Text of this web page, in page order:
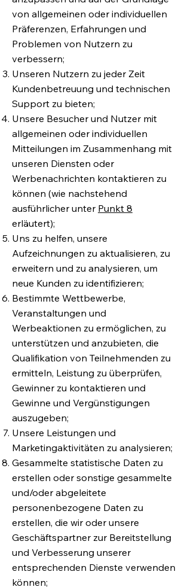
von allgemeinen oder individuellen
Präferenzen, Erfahrungen und
Problemen von Nutzern zu
verbessern;
Unseren Nutzern zu jeder Zeit
Kundenbetreuung und technischen
Support zu bieten;
Unsere Besucher und Nutzer mit
allgemeinen oder individuellen
Mitteilungen im Zusammenhang mit
unseren Diensten oder
Werbenachrichten kontaktieren zu
können (wie nachstehend
ausführlicher unter Punkt 8
erläutert);
Uns zu helfen, unsere
Aufzeichnungen zu aktualisieren, zu
erweitern und zu analysieren, um
neue Kunden zu identifizieren;
Bestimmte Wettbewerbe,
Veranstaltungen und
Werbeaktionen zu ermöglichen, zu
unterstützen und anzubieten, die
Qualifikation von Teilnehmenden zu
ermitteln, Leistung zu überprüfen,
Gewinner zu kontaktieren und
Gewinne und Vergünstigungen
auszugeben;
Unsere Leistungen und
Marketingaktivitäten zu analysieren;
Gesammelte statistische Daten zu
erstellen oder sonstige gesammelte
und/oder abgeleitete
personenbezogene Daten zu
erstellen, die wir oder unsere
Geschäftspartner zur Bereitstellung
und Verbesserung unserer
entsprechenden Dienste verwenden
können;